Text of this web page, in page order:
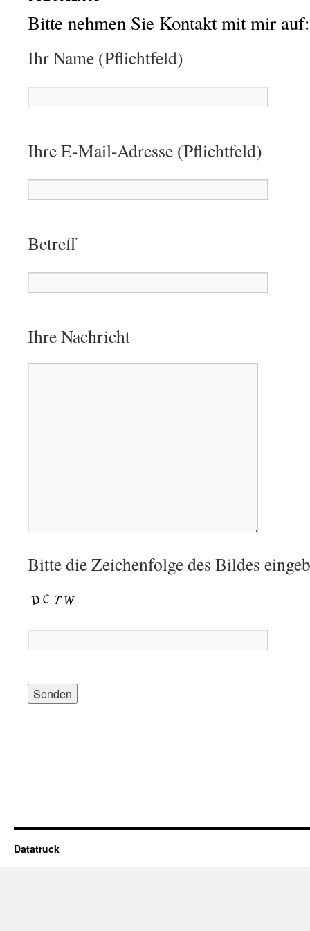
Bitte nehmen Sie Kontakt mit mir auf:
Ihr Name (Pflichtfeld)
Ihre E-Mail-Adresse (Pflichtfeld)
Betreff
Ihre Nachricht
Bitte die Zeichenfolge des Bildes
Datatruck